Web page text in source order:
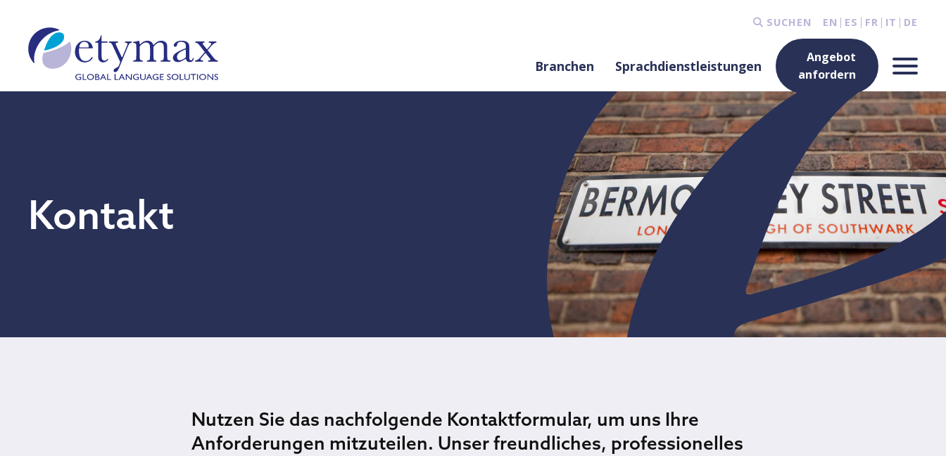
SUCHEN EN ES FR IT DE
Branchen Sprachdienstleistungen
Angebot
anfordern
Kontakt
Nutzen Sie das nachfolgende Kontaktformular, um uns Ihre
Anforderungen mitzuteilen. Unser freundliches, professionelles